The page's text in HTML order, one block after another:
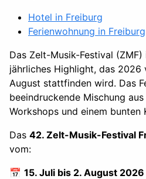
Hotel in Freiburg
Ferienwohnung in Freiburg
Das Zelt-Musik-Festival
jährliches Highlight, das 2026
August stattfinden wird. Das
beeindruckende Mischung
Workshops und einem bunten
Das 42. Zelt-Musik-Festival
vom:
📅 15. Juli bis 2. August 2026